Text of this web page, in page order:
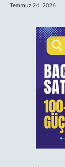
Temmuz 24, 2026